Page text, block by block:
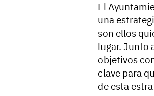
El
una
son ellos
lugar. Junto
objetivos
clave para
de esta